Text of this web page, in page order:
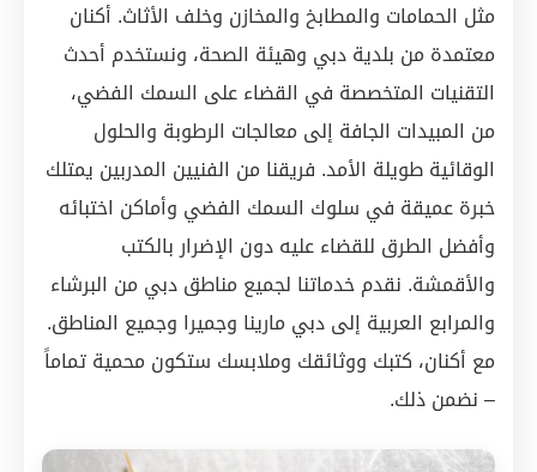
مثل الحمامات والمطابخ والمخازن وخلف الأثاث. أكنان
معتمدة من بلدية دبي وهيئة الصحة، ونستخدم أحدث
التقنيات المتخصصة في القضاء على السمك الفضي،
من المبيدات الجافة إلى معالجات الرطوبة والحلول
الوقائية طويلة الأمد. فريقنا من الفنيين المدربين يمتلك
خبرة عميقة في سلوك السمك الفضي وأماكن اختبائه
وأفضل الطرق للقضاء عليه دون الإضرار بالكتب
والأقمشة. نقدم خدماتنا لجميع مناطق دبي من البرشاء
والمرابع العربية إلى دبي مارينا وجميرا وجميع المناطق.
مع أكنان، كتبك ووثائقك وملابسك ستكون محمية تماماً
– نضمن ذلك.